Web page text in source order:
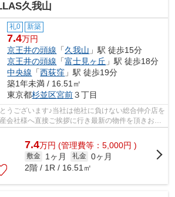
久我山
礼0 新築
7.4万円
京王井の頭線 「久我山 」駅 徒歩15分
京王井の頭線 「富士見ヶ丘 」駅 徒歩18分
中央線 「西荻窪 」駅 徒歩19分
築1年未満 / 16.51㎡
東京都杉並区宮前３丁目
うございます♪当社は他社に負けない総合仲介店を
会社様へ直接ご挨拶に行き最新の物件を頂きお客
7.4万円 (管理費等：5,000円 )
敷金 1ヶ月 礼金 0ヶ月
2階 / 1R / 16.51㎡